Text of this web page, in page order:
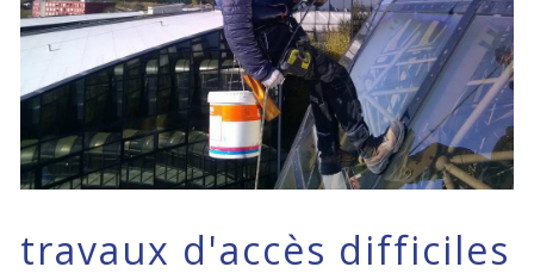
travaux d'accès difficiles